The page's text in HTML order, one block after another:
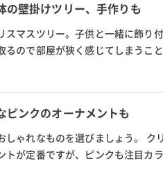
の壁掛けツリー、手作りも
マスツリー。子供と一緒に飾り
ので部屋が狭く感じてしまうこ
ピンクのオーナメントも
ゃれなものを選びましょう。 ク
が定番ですが、ピンクも注目カ